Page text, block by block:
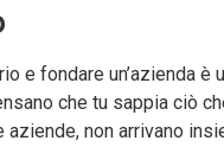
e fondare un’azienda è
che tu sappia ciò
aziende, non arrivano